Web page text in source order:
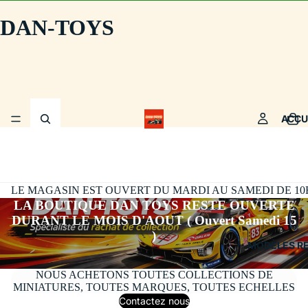
DAN-TOYS
MODÈLES
LE MAGASIN EST OUVERT DU MARDI AU SAMEDI DE
LA BOUTIQUE DAN TOYS RESTE OUVERTE
DURANT LE MOIS D'AOUT ( Ouvert Samedi 15
)
NOUS ACHETONS TOUTES COLLECTIONS DE
MINIATURES, TOUTES MARQUES, TOUTES ECHELLES
Contactez nous